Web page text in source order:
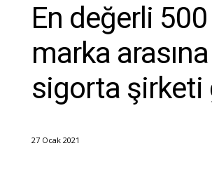
En değerli 500
marka
sigorta şirketi
27 Ocak 2021